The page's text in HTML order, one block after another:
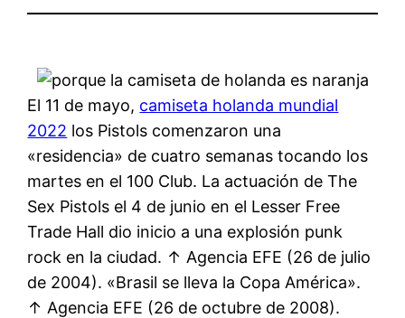
El 11 de mayo, camiseta holanda mundial
2022 los Pistols comenzaron una
«residencia» de cuatro semanas tocando los
martes en el 100 Club. La actuación de The
Sex Pistols el 4 de junio en el Lesser Free
Trade Hall dio inicio a una explosión punk
rock en la ciudad. ↑ Agencia EFE (26 de julio
de 2004). «Brasil se lleva la Copa América».
↑ Agencia EFE (26 de octubre de 2008).